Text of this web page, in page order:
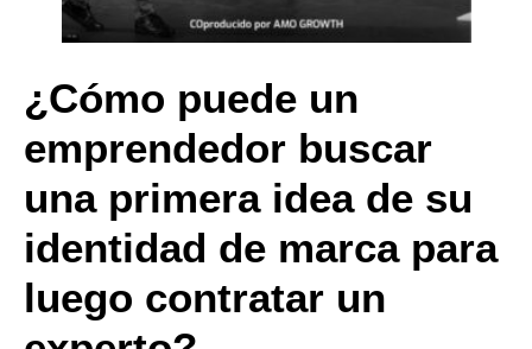
¿Cómo puede un
emprendedor buscar
una primera idea de su
identidad de marca para
luego contratar un